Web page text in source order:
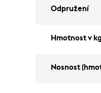
Odpružení
Hmotnost v
Nosnost